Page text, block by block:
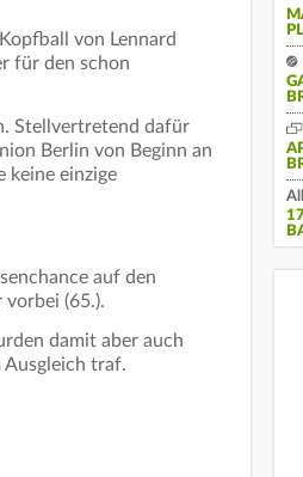
von Lennard
für den schon
Stellvertretend dafür
Berlin von Beginn an
keine einzige
auf den
(65.).
damit aber auch
Ausgleich traf.